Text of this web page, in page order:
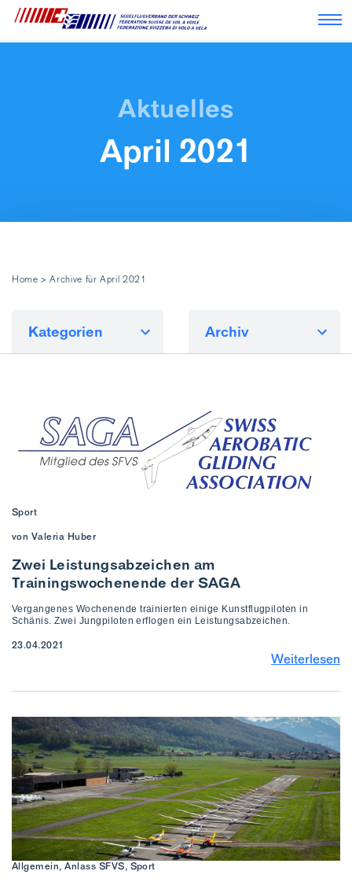
April 2021
Home >Archive für April 2021
Kategorien Archiv
Sport
von Valeria Huber
Zwei Leistungsabzeichen am
Trainingswochenende der SAGA
Vergangenes Wochenende trainierten einige Kunstflugpiloten in
Schänis. Zwei Jungpiloten erflogen ein Leistungsabzeichen.
23.04.2021
Weiterlesen
Allgemein, Anlass SFVS, Sport